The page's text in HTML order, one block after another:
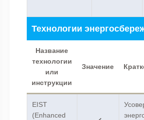
Технологии
Название
технологии
или
инструкции
Значение
EIST
(Enhanced